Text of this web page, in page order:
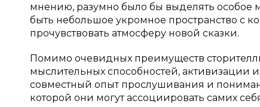
мнению, разумно было бы выделять особое
быть небольшое укромное пространство с
прочувствовать атмосферу новой сказки.
Помимо очевидных преимуществ
мыслительных способностей,
совместный опыт прослушивания и
которой они могут ассоциировать самих